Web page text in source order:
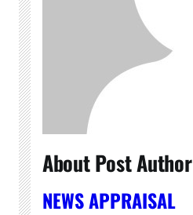
About Post Author
NEWS APPRAISAL